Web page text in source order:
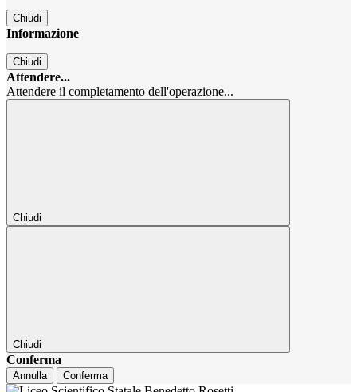
Chiudi
Informazione
Chiudi
Attendere...
Attendere il completamento dell'operazione...
Chiudi
Chiudi
Conferma
Annulla Conferma